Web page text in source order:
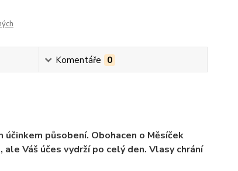
Komentáře 0
působení. Obohacen o Měsíček
Váš účes vydrží po celý den. Vlasy chrání